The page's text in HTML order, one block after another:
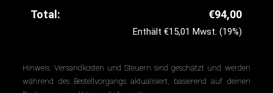
€94,00
Enthält€15,01 Mwst. (19%)
Hinweis: Versandkosten und Steuern sind geschätzt und werden
während des Bestellvorgangs aktualisiert, basierend auf deinen